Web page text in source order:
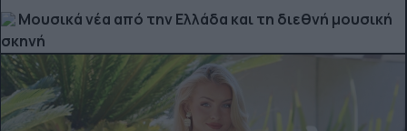
Μουσικά νέα από την Ελλάδα και τη διεθνή μουσική
σκηνή